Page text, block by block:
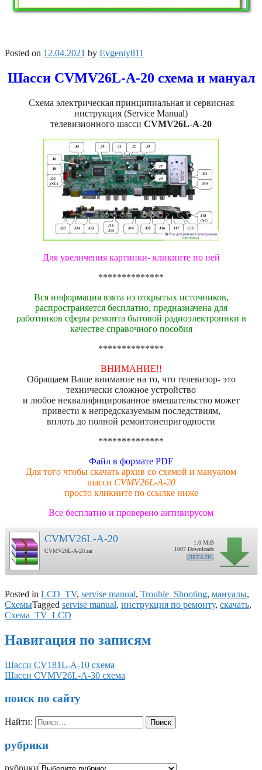
Posted on 12.04.2021 by Evgeniy811
Шасси CVMV26L-A-20 схема и мануал
Схема электрическая принципиальная и сервисная
инструкция (Service Manual)
телевизионного шасси CVMV26L-A-20
Для увеличения картинки- кликните по ней
**************
Вся информация взята из открытых источников,
распространяется бесплатно, предназначена для
работников сферы ремонта бытовой радиоэлектроники в
качестве справочного пособия
**************
ВНИМАНИЕ!!
Обращаем Ваше внимание на то, что телевизор- это
технически сложное устройство
и любое неквалифицированное вмешательство может
привести к непредсказуемым последствиям,
вплоть до полной ремонтонепригодности
**************
Файл в формате PDF
Для того чтобы скачать архив со схемой и мануалом
шасси CVMV26L-A-20
просто кликните по ссылке ниже
Все бесплатно и проверено антивирусом
CVMV26L-A-20
CVMV26L-A-20.rar
1.0 MiB
1007 Downloads
ДЕТАЛИ
Posted in LCD_TV, servise manual, Trouble_Shooting, мануалы,
СхемыTagged servise manual, инструкция по ремонту, скачать,
Схема_TV_LCD
Навигация по записям
Шасси CV181L-A-10 схема
Шасси CVMV26L-A-30 схема
поиск по сайту
Найти:
рубрики
рубрики